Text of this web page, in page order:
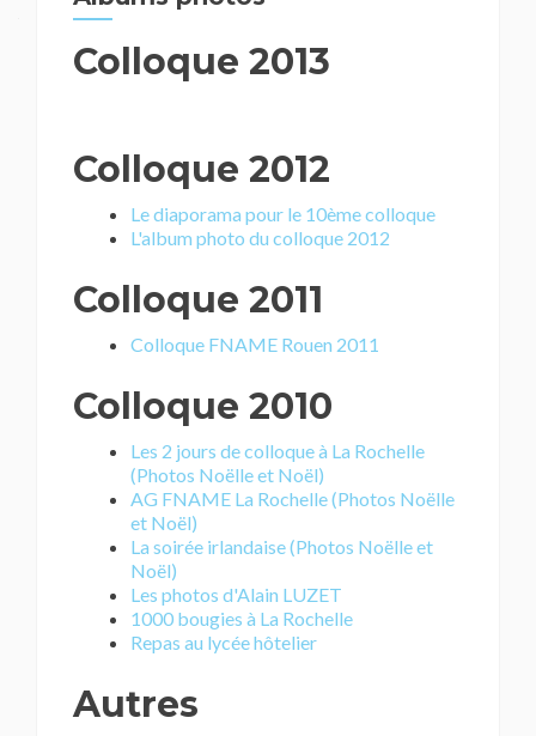
Colloque 2013
Colloque 2012
Le diaporama pour le 10ème colloque
L'album photo du colloque 2012
Colloque 2011
Colloque FNAME Rouen 2011
Colloque 2010
Les 2 jours de colloque à La Rochelle
(Photos Noëlle et Noël)
AG FNAME La Rochelle (Photos Noëlle
et Noël)
La soirée irlandaise (Photos Noëlle et
Noël)
Les photos d'Alain LUZET
1000 bougies à La Rochelle
Repas au lycée hôtelier
Autres